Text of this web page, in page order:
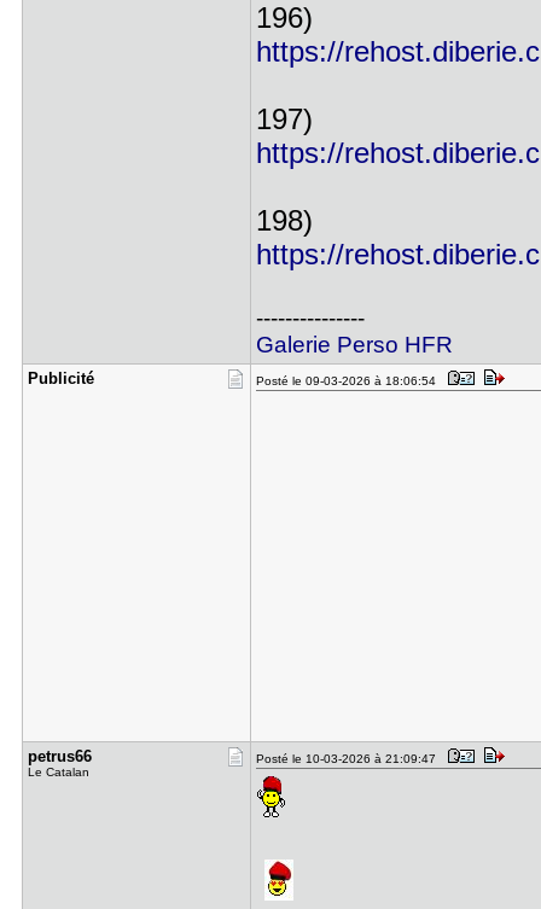
196)
https://
197)
https://
198)
https://
---------------
Galerie Perso HFR
Publicité Posté le 09-03-2026 à 18:06:54
petrus66
Le Catalan
Posté le 10-03-2026 à 21:09:47